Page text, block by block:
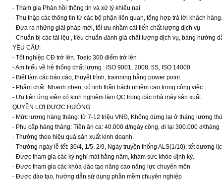
- Tham gia Phản hồi thông tin và xử lý khiếu nại
- Thu thập các thông tin từ các bộ phận liên quan, tổng hợp trả lời khách hàng.
- Đưa ra những giải pháp mới, tối ưu nhầm cải tiến chất lượng dịch vụ
- Chuẩn bị các tài lệu , tiêu chuẩn đánh giá chất lượng dịch vụ, bảng hướng
YÊU CẦU:
- Tốt nghiệp CĐ trở lên. Toeic 300 điểm trở lên
- Am hiểu về hệ thống chất lượng : ISO 9001: 2008, 5S, ISO 14000
- Biết làm các báo cáo, thuyết trình, trainning bằng power point
- Phẩm chất: Nhanh nhẹn, có tinh thần trách nhiệm cao trong công việc.
- Ưu tiên ứng viên có kinh nghiệm làm QC trong các nhà máy sản xuất.
QUYỀN LỢI ĐƯỢC HƯỞNG
- Mức lương hàng tháng: từ 7-12 triệu VNĐ, Không dừng lại ở tháng lương
- Phụ cấp hàng tháng: Tiền ăn ca: 40.000 đ/ngày công, đi lại 300.000 đ/tháng
- Thưởng theo hiệu quả sản xuất kinh doanh.
- Thưởng ngày lễ tết: 30/4, 1/5, 2/9, Ngày truyền thống ALS(1/10), tết dương
- Được tham gia các kỳ nghỉ mát hằng năm, khám sức khỏe định kỳ.
- Được tham gia các khóa đào tạo nâng cao năng lực chuyên môn
- Được đào tạo, hướng dẫn sử dụng phần mềm chuyên nghiệp